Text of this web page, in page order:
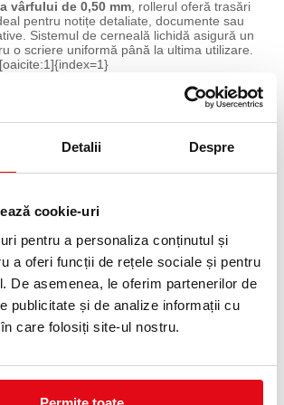
Detalii Despre
cookie-uri
pentru a personaliza conținutul și
a oferi funcții de rețele sociale și pentru
De asemenea, le oferim partenerilor de
publicitate și de analize informații cu
care folosiți site-ul nostru.
vârfului de 0,50 mm, rollerul oferă trasări
pentru notițe detaliate, documente sau
Sistemul de cerneală lichidă asigură un
o scriere uniformă până la ultima utilizare.
scriere fluidă și uniformă.
pentru control și stabilitate.
și înlocuirea rezervei.